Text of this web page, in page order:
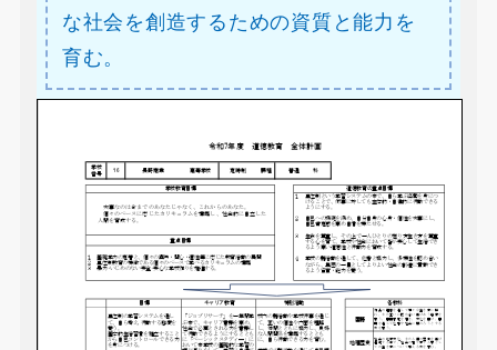
な社会を創造するための資質と能力を
育む。